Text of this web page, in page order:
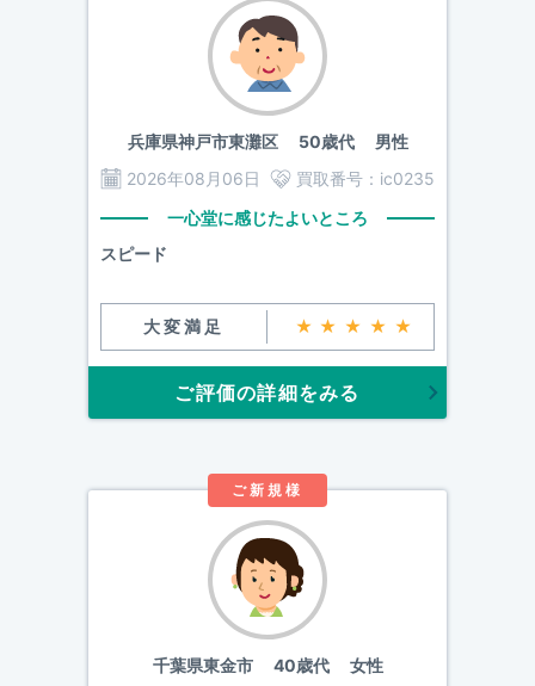
兵庫県神戸市東灘区50歳代 男性
2026年08月06日
買取番号： ic0235
一心堂に感じたよいところ
スピード
大変満足 ★★★★★
ご評価の詳細をみる
ご新規様
千葉県東金市40歳代 女性